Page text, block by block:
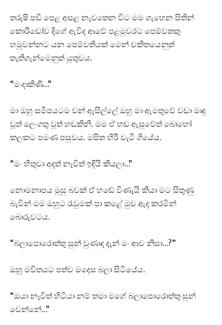
තරුෂි පඩි පෙළ අසළ නැවතෙන විට මම ගැහෙන සිතින්
කොරිඩෝව දිගේ ඇවිද ආවේ පළමුවරට පෙම්වතකු
හමුවන්නට යන පෙම්වතියක් මෙන් චකිතයෙනුත්
තැතිගැන්මෙනුත් යුතුවය.
“මංදාකිණි…”
මා ඔහු සමීපයටම වන් ඇසිල්ලේ ඔහු මා ඇමතුවේ වඩා මෘදු
වූත් ලෙංගතු වූත් හඬකිනි. මම ඒ හඬ ඇසුවේත් බොහෝ
කලකට පමණ පසුවය. මසිත හිරි වැටී ගියේය.
“මං හිතුවා අදත් නෑවිත් ඉඳියි කියලා…”
නොමනාපය මුසු බවක් ඒ හඬේ විණැයි කියා මට සිතුණු
බැවින් මම ඔහුට රැවුමක් පා කළේ මුව ඇද කරමින්
බොරුවටය.
“බලාපොරොත්තු සුන් වුණාද දැන් මං ආව නිසා…?”
ඔහු මවිතයට පත්ව මදෙස බලා සිටියේය.
“ඔයා නෑවිත් හිටියා නම් තමා මගේ බලාපොරොත්තු සුන්
වෙන්නේ…”